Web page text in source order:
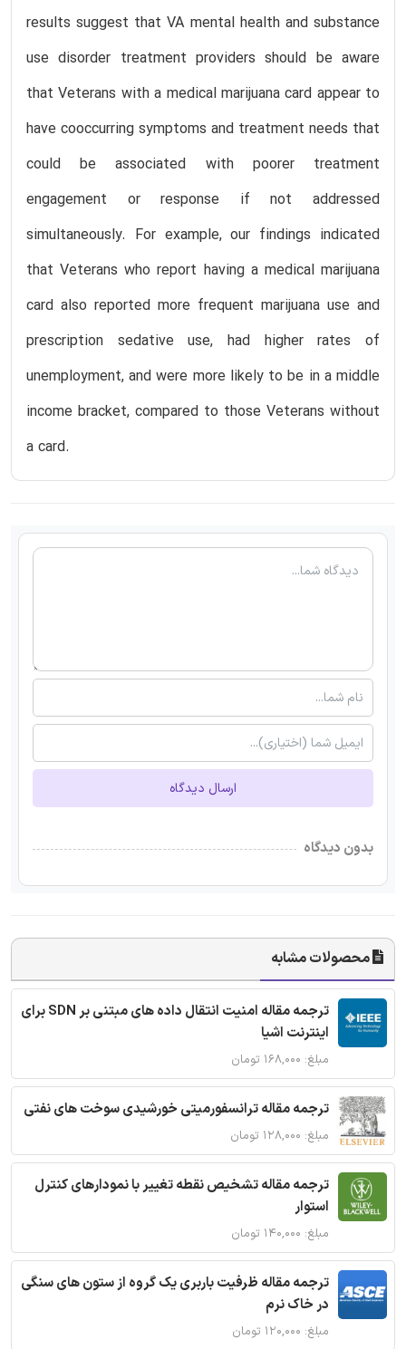
results suggest that VA mental health and substance
use disorder treatment providers should be aware
that Veterans with a medical marijuana card appear to
have cooccurring symptoms and treatment needs that
could be associated with poorer treatment
engagement or response if not addressed
simultaneously. For example, our findings indicated
that Veterans who report having a medical marijuana
card also reported more frequent marijuana use and
prescription sedative use, had higher rates of
unemployment, and were more likely to be in a middle
income bracket, compared to those Veterans without
a card.
ارسال دیدگاه
بدون دیدگاه
محصولات مشابه
ترجمه مقاله امنیت انتقال داده های مبتنی بر SDN برای
اینترنت اشیا
مبلغ: ۱۶۸,۰۰۰ تومان
ترجمه مقاله ترانسفورمیتی خورشیدی سوخت های نفتی
مبلغ: ۱۲۸,۰۰۰ تومان
ترجمه مقاله تشخیص نقطه تغییر با نمودارهای کنترل
استوار
مبلغ: ۱۴۰,۰۰۰ تومان
ترجمه مقاله ظرفیت باربری یک گروه از ستون های سنگی
در خاک نرم
مبلغ: ۱۲۰,۰۰۰ تومان